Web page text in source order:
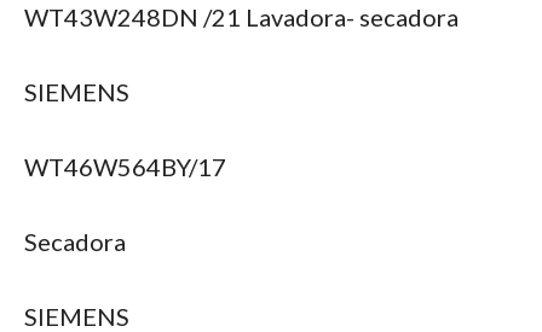
WT43W248DN /21 Lavadora- secadora
SIEMENS
WT46W564BY/17
Secadora
SIEMENS